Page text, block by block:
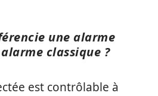
une alarme
classique ?
est contrôlable à